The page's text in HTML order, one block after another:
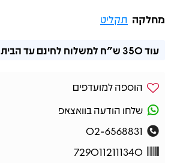
מחלקה תקליט
עוד350 ש"ח למשלוח לחינם עד הבית
הוספה למועדפים
שלחו הודעה בוואצאפ
02-6568831
7290112111340